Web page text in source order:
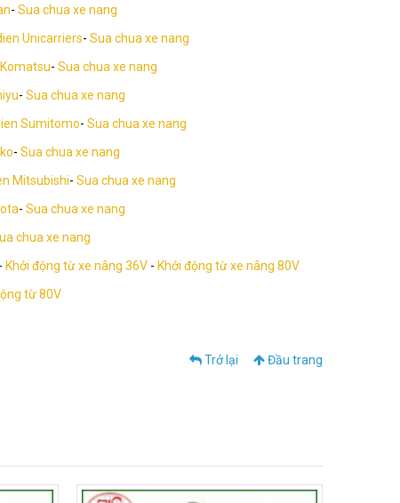
- Sua chua xe nang
Unicarriers- Sua chua xe nang
- Sua chua xe nang
- Sua chua xe nang
Sumitomo- Sua chua xe nang
- Sua chua xe nang
Mitsubishi- Sua chua xe nang
- Sua chua xe nang
chua xe nang
- Khởi động từ xe nâng 36V - Khởi động từ xe nâng 80V
từ 80V
Trở lại Đầu trang